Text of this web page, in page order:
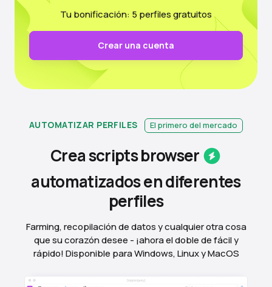
Tu bonificación: 5 perfiles gratuitos
Crear una cuenta
AUTOMATIZAR PERFILES El primero del mercado
Crea scriptsbrowser
automatizados en diferentes
perfiles
Farming, recopilación de datos y cualquier otra cosa
que su corazón desee - ¡ahora el doble de fácil y
rápido! Disponible para Windows, Linux y MacOS